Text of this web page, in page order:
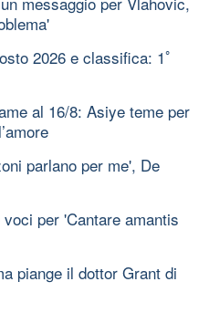
2026 e classifica: 1ﾟ
al 16/8: Asiye teme per
parlano per me', De
per 'Cantare amantis
piange il dottor Grant di